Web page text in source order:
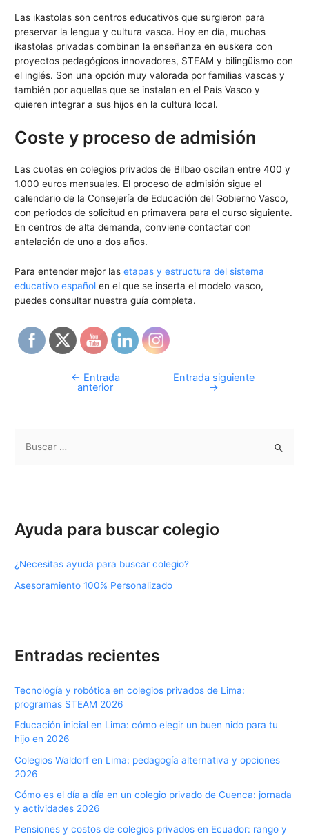
Las ikastolas son centros educativos que surgieron para
preservar la lengua y cultura vasca. Hoy en día, muchas
ikastolas privadas combinan la enseñanza en euskera con
proyectos pedagógicos innovadores, STEAM y bilingüismo con
el inglés. Son una opción muy valorada por familias vascas y
también por aquellas que se instalan en el País Vasco y
quieren integrar a sus hijos en la cultura local.
Coste y proceso de admisión
Las cuotas en colegios privados de Bilbao oscilan entre 400 y
1.000 euros mensuales. El proceso de admisión sigue el
calendario de la Consejería de Educación del Gobierno Vasco,
con periodos de solicitud en primavera para el curso siguiente.
En centros de alta demanda, conviene contactar con
antelación de uno a dos años.
Para entender mejor lasetapas y estructura del sistema
educativo español en el que se inserta el modelo vasco,
puedes consultar nuestra guía completa.
← Entrada
anterior
Entrada siguiente
→
a
p
o
Ayuda para buscar colegio
¿Necesitas ayuda para buscar colegio?
Asesoramiento 100% Personalizado
Entradas recientes
Tecnología y robótica en colegios privados de Lima:
programas STEAM 2026
Educación inicial en Lima: cómo elegir un buen nido para tu
hijo en 2026
Colegios Waldorf en Lima: pedagogía alternativa y opciones
2026
Cómo es el día a día en un colegio privado de Cuenca: jornada
y actividades 2026
Pensiones y costos de colegios privados en Ecuador: rango y